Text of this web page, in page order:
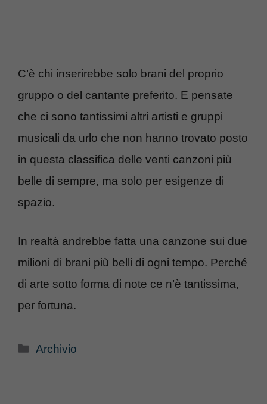
C’è chi inserirebbe solo brani del proprio
gruppo o del cantante preferito. E pensate
che ci sono tantissimi altri artisti e gruppi
musicali da urlo che non hanno trovato posto
in questa classifica delle venti canzoni più
belle di sempre, ma solo per esigenze di
spazio.
In realtà andrebbe fatta una canzone sui due
milioni di brani più belli di ogni tempo. Perché
di arte sotto forma di note ce n’è tantissima,
per fortuna.
Categorie
Archivio